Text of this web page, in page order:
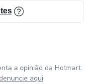
a opinião da Hotmart.
denuncie aqui